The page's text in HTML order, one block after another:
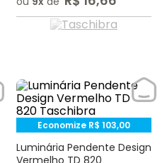
Economize R$ 103,00
Luminária Pendente Design